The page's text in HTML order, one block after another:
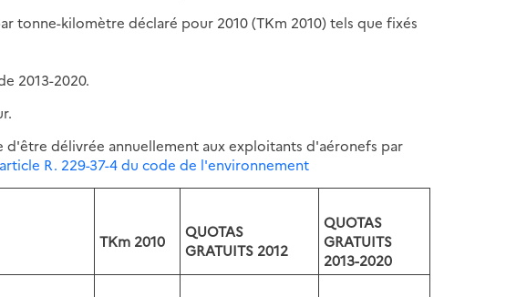
tonne-kilomètre déclaré pour 2010 (TKm 2010) tels que fixés
2013-2020.
d'être délivrée annuellement aux exploitants d'aéronefs par
R. 229-37-4 du code de l'environnement
TKm 2010
QUOTAS
GRATUITS 2012
QUOTAS
GRATUITS
2013-2020